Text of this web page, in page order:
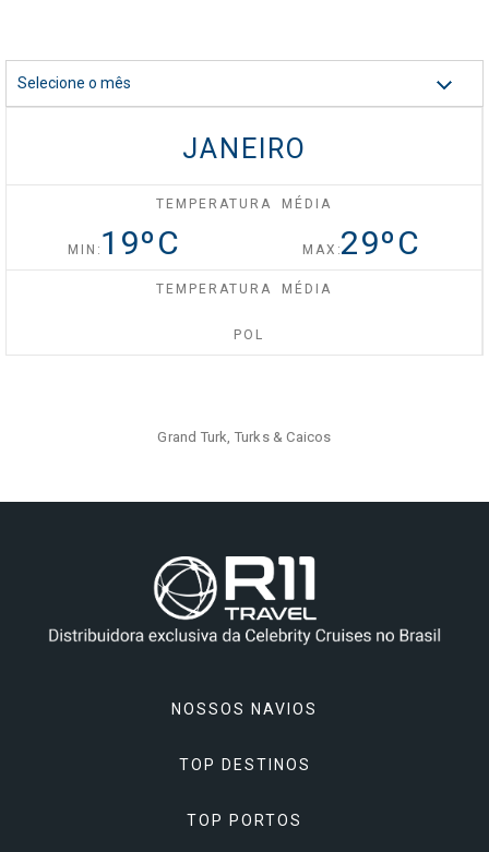
Summit®
XCel℠
Xcite℠
Selecione o mês
JANEIRO
TEMPERATURA MÉDIA
MIN: 19ºC MAX:29ºC
TEMPERATURA MÉDIA
POL
Grand Turk, Turks & Caicos
NOSSOS NAVIOS
Celebrity Apex
Celebrity Ascent
TOP DESTINOS
Alasca
TOP PORTOS